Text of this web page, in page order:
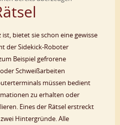
bietet sie schon eine gewisse
der Sidekick-Roboter
Beispiel gefrorene
Schweißarbeiten
müssen bedient
zu erhalten oder
Eines der Rätsel erstreckt
Hintergründe. Alle